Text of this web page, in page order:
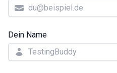
Dein Name